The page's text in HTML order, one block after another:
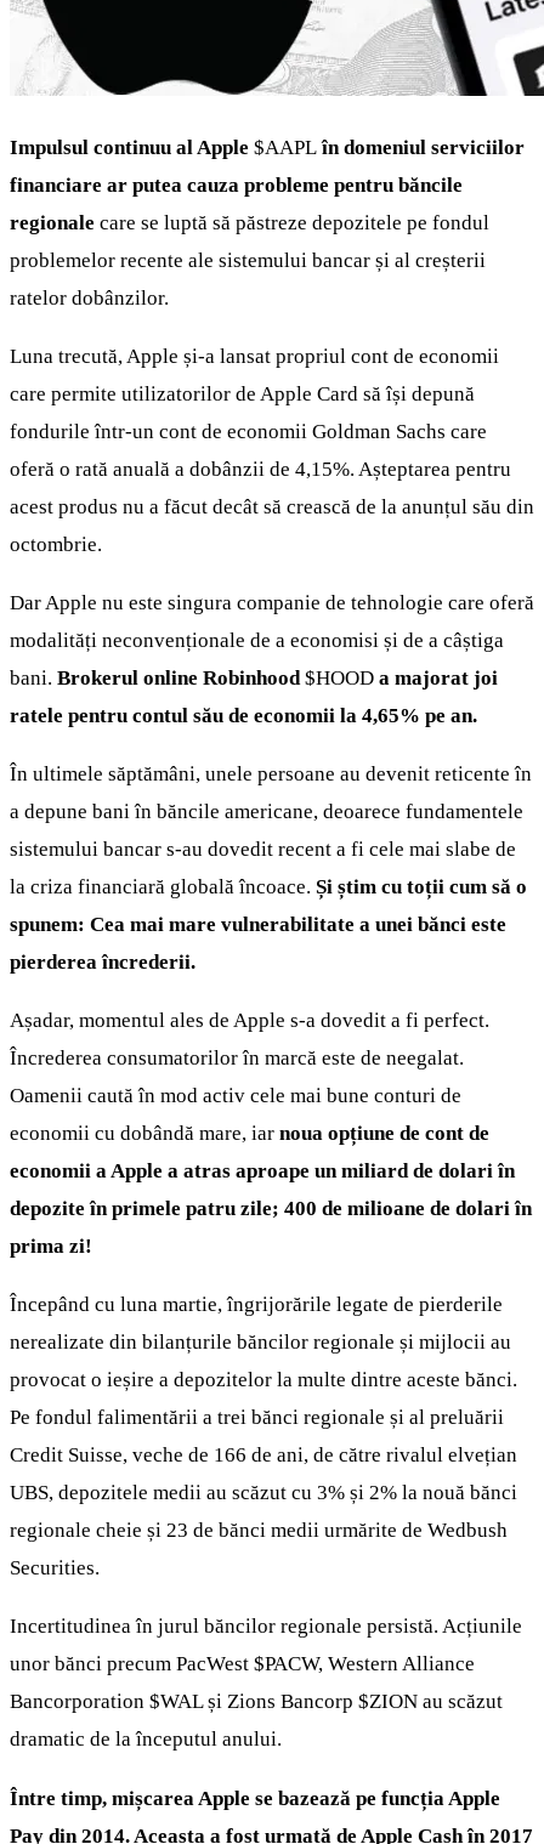
Impulsul continuu al Apple $AAPLîn domeniul serviciilor
financiare ar putea cauza probleme pentru băncile
regionale care se luptă să păstreze depozitele pe fondul
problemelor recente ale sistemului bancar și al creșterii
ratelor dobânzilor.
Luna trecută, Apple și-a lansat propriul cont de economii
care permite utilizatorilor de Apple Card să își depună
fondurile într-un cont de economii Goldman Sachs care
oferă o rată anuală a dobânzii de 4,15%. Așteptarea pentru
acest produs nu a făcut decât să crească de la anunțul său din
octombrie.
Dar Apple nu este singura companie de tehnologie care oferă
modalități neconvenționale de a economisi și de a câștiga
bani. Brokerul online Robinhood$HOOD a majorat joi
ratele pentru contul său de economii la 4,65% pe an.
În ultimele săptămâni, unele persoane au devenit reticente în
a depune bani în băncile americane, deoarece fundamentele
sistemului bancar s-au dovedit recent a fi cele mai slabe de
la criza financiară globală încoace. Și știm cu toții cum să o
spunem: Cea mai mare vulnerabilitate a unei bănci este
pierderea încrederii.
Așadar, momentul ales de Apple s-a dovedit a fi perfect.
Încrederea consumatorilor în marcă este de neegalat.
Oamenii caută în mod activ cele mai bune conturi de
economii cu dobândă mare, iar noua opțiune de cont de
economii a Apple a atras aproape un miliard de dolari în
depozite în primele patru zile; 400 de milioane de dolari în
prima zi!
Începând cu luna martie, îngrijorările legate de pierderile
nerealizate din bilanțurile băncilor regionale și mijlocii au
provocat o ieșire a depozitelor la multe dintre aceste bănci.
Pe fondul falimentării a trei bănci regionale și al preluării
Credit Suisse, veche de 166 de ani, de către rivalul elvețian
UBS, depozitele medii au scăzut cu 3% și 2% la nouă bănci
regionale cheie și 23 de bănci medii urmărite de Wedbush
Securities.
Incertitudinea în jurul băncilor regionale persistă. Acțiunile
unor bănci precum PacWest $PACW, Western Alliance
Bancorporation $WALși Zions Bancorp $ZION au scăzut
dramatic de la începutul anului.
Între timp, mișcarea Apple se bazează pe funcția Apple
Pay din 2014. Aceasta a fost urmată de Apple Cash în 2017